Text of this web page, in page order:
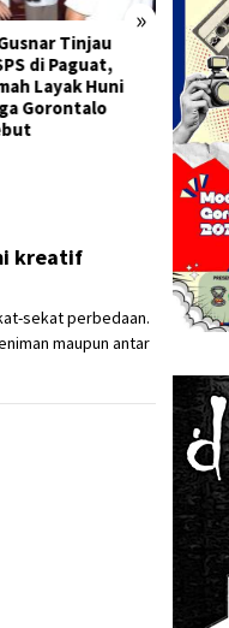
»
Tinjau
di Paguat,
Layak Huni
Gorontalo
kreatif
sekat perbedaan.
maupun antar